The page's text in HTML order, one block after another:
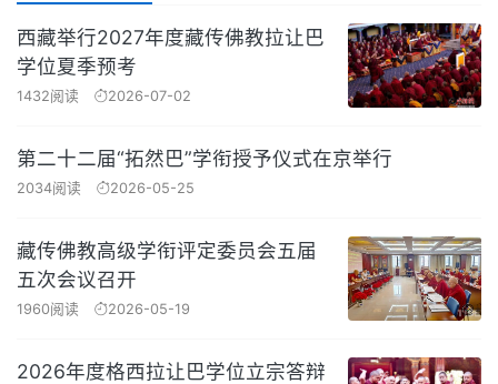
西藏举行2027年度藏传佛教拉让巴
学位夏季预考
1432阅读 2026-07-02
第二十二届“拓然巴”学衔授予仪式在京举行
2034阅读 2026-05-25
藏传佛教高级学衔评定委员会五届
五次会议召开
1960阅读 2026-05-19
2026年度格西拉让巴学位立宗答辩